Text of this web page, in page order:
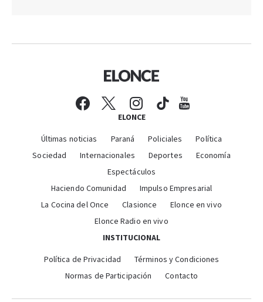
ELONCE
Últimas noticias Paraná Policiales
Política
Sociedad
Internacionales Deportes
Economía
Espectáculos
Haciendo Comunidad
Impulso Empresarial
La Cocina del Once
Clasionce
Elonce en vivo
Elonce Radio en vivo
INSTITUCIONAL
Política de Privacidad
Términos y Condiciones
Normas de Participación
Contacto